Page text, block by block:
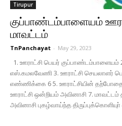
Tirupur
குப்பாண்டம்பாளையம்
மாவட்டம்
TnPanchayat - May 29, 2023
1. ஊராட்சி பெயர்
எஸ்.கமலவேணி 3. ஊராட்சி செயலாளர்
எண்ணிக்கை 6 5. ஊராட்சியின்
ஊராட்சி ஒன்றியம் அவினாசி 7. மாவட்டம்
அவினாசி புகழ்வாய்ந்த